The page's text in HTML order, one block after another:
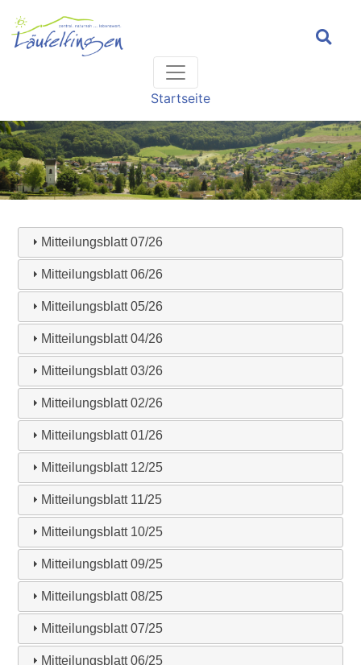
Hauptnavigation
Pfadnavigation
Startseite
Mitteilungsblatt 07/26
Mitteilungsblatt 06/26
Mitteilungsblatt 05/26
Mitteilungsblatt 04/26
Mitteilungsblatt 03/26
Mitteilungsblatt 02/26
Mitteilungsblatt 01/26
Mitteilungsblatt 12/25
Mitteilungsblatt 11/25
Mitteilungsblatt 10/25
Mitteilungsblatt 09/25
Mitteilungsblatt 08/25
Mitteilungsblatt 07/25
Mitteilungsblatt 06/25